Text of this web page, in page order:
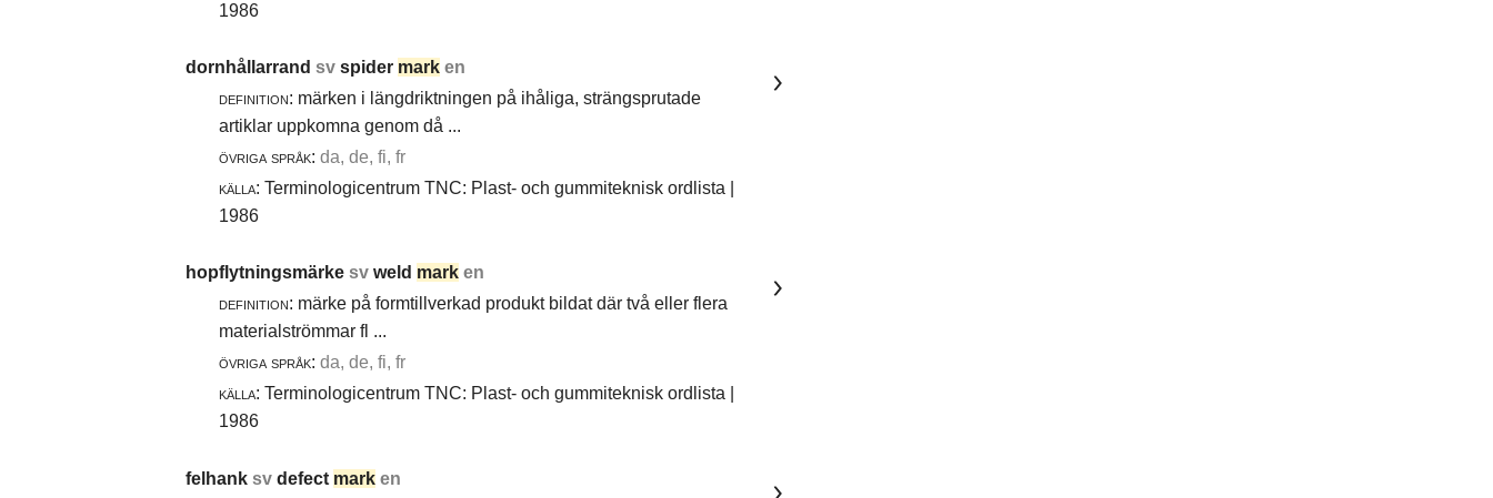
1986
dornhållarrand sv spider mark en
definition: märken i längdriktningen på ihåliga, strängsprutade
artiklar uppkomna genom då ...
övriga språk: da, de, fi, fr
källa: Terminologicentrum TNC: Plast- och gummiteknisk ordlista |
1986
hopflytningsmärke sv weld mark en
definition: märke på formtillverkad produkt bildat där två eller flera
materialströmmar fl ...
övriga språk: da, de, fi, fr
källa: Terminologicentrum TNC: Plast- och gummiteknisk ordlista |
1986
felhank sv defect mark en